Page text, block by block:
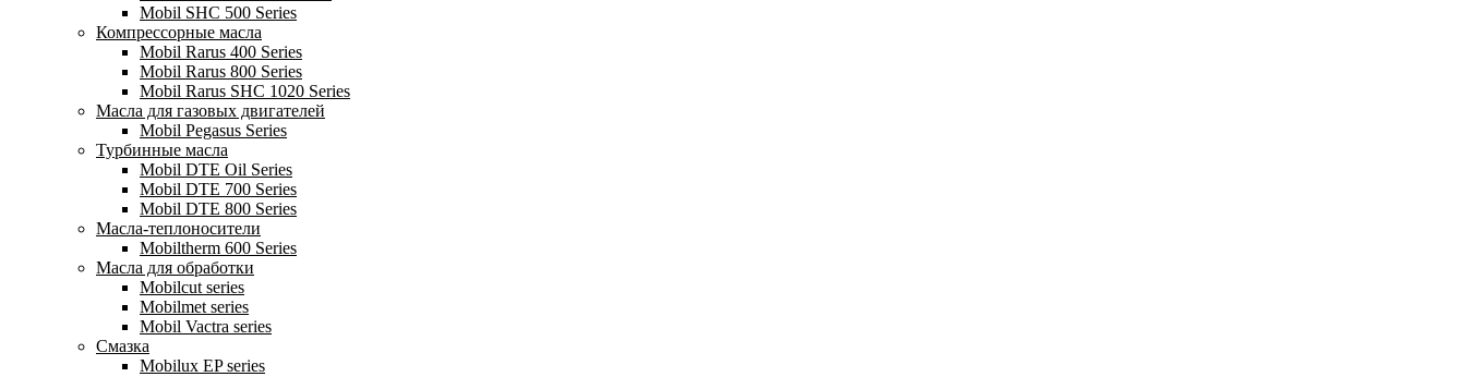
Mobil SHC 500 Series
Компрессорные масла
Mobil Rarus 400 Series
Mobil Rarus 800 Series
Mobil Rarus SHC 1020 Series
Масла для газовых двигателей
Mobil Pegasus Series
Турбинные масла
Mobil DTE Oil Series
Mobil DTE 700 Series
Mobil DTE 800 Series
Масла-теплоносители
Mobiltherm 600 Series
Масла для обработки
Mobilcut series
Mobilmet series
Mobil Vactra series
Смазка
Mobilux EP series